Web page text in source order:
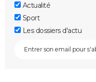
Actualité
Sport
Les dossiers d'actu